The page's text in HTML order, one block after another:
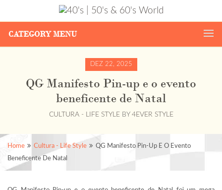
CATEGORY MENU
DEZ 22, 2025
QG Manifesto Pin-up e o evento
beneficente de Natal
CULTURA - LIFE STYLE BY 4EVER STYLE
Home Cultura - Life Style
QG Manifesto Pin-Up E O Evento
Beneficente De Natal